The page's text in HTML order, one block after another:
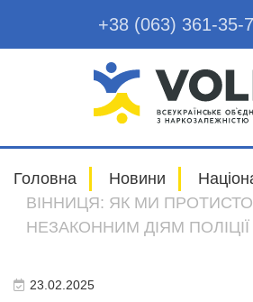
+38 (063) 361-35-
Головна Новини
ВІННИЦЯ: ЯК МИ
НЕЗАКОННИМ ДІЯМ ПОЛІЦІЇ
23.02.2025